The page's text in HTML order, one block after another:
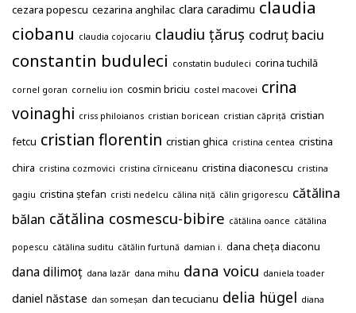
cezara popescu cezarina anghilac clara caradimu claudia
ciobanu claudia cojocariu claudiu țăruș codruț baciu
constantin buduleci constatin buduleci corina tuchilă
cornel goran corneliu ion cosmin briciu costel macovei crina
voinaghi criss philoianos cristian boricean cristian căpriță cristian
fetcu cristian florentin cristian ghica cristina centea cristina
chira cristina cozmovici cristina cîrniceanu cristina diaconescu cristina
gagiu cristina ștefan cristi nedelcu călina niță călin grigorescu cătălina
bălan cătălina cosmescu-bibire cătălina oance cătălina
popescu cătălina suditu cătălin furtună damian i. dana cheța diaconu
dana dilimoț dana lazăr dana mihu dana voicu daniela toader
daniel năstase dan someșan dan tecucianu delia hügel diana